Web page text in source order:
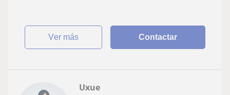
ver más Contactar
Uxue